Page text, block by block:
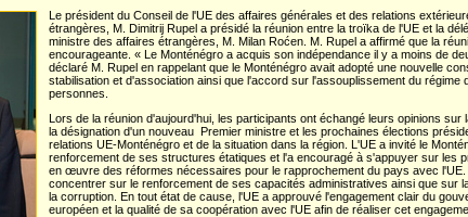
Le président du Conseil de l'UE des affaires générales et des relations
étrangères, M. Dimitrij Rupel a présidé la réunion entre la troïka de l'UE et la
ministre des affaires étrangères, M. Milan Roćen. M. Rupel a affirmé que la
encourageante. « Le Monténégro a acquis son indépendance il y a moins de
déclaré M. Rupel en rappelant que le Monténégro avait adopté une nouvelle
stabilisation et d'association ainsi que l'accord sur l'assouplissement du régime
personnes.
Lors de la réunion d'aujourd'hui, les participants ont échangé leurs opinions
la désignation d'un nouveau Premier ministre et les prochaines élections
relations UE-Monténégro et de la situation dans la région. L'UE a invité le
renforcement de ses structures étatiques et l'a encouragé à s'appuyer sur les
en œuvre des réformes nécessaires pour le rapprochement du pays avec
concentrer sur le renforcement de ses capacités administratives ainsi que sur
la corruption. En tout état de cause, l'UE a approuvé l'engagement clair du
européen et la qualité de sa coopération avec l'UE afin de réaliser cet